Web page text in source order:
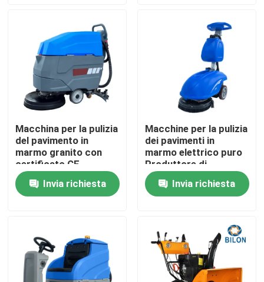
Giro della fabbrica
Controllo di qualità
Contattici
Notizie
Macchinario della costruzione di strade
macchina del caricatore della ruota
Macchina per la pulizia
del pavimento in
marmo granito con
certificato CE
Invia richiesta
Macchine per la pulizia
dei pavimenti in
marmo elettrico puro
Produttore di
spazzolini
Invia richiesta